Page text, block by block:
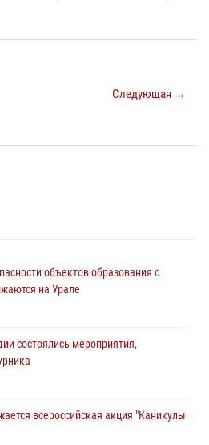
Следующая →
объектов образования с
на Урале
состоялись мероприятия,
всероссийская акция "Каникулы